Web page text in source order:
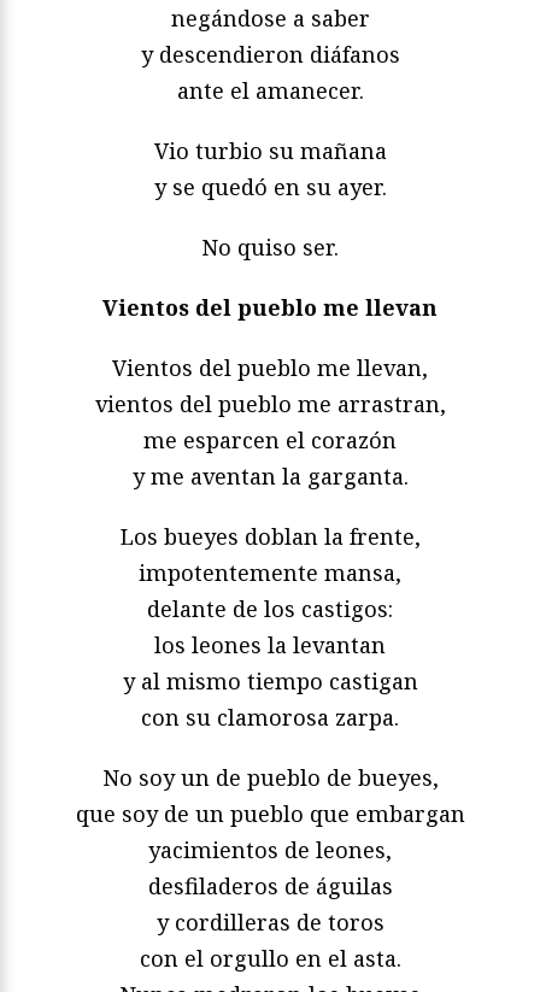
negándose a saber
y descendieron diáfanos
ante el amanecer.
Vio turbio su mañana
y se quedó en su ayer.
No quiso ser.
Vientos del pueblo me llevan
Vientos del pueblo me llevan,
vientos del pueblo me arrastran,
me esparcen el corazón
y me aventan la garganta.
Los bueyes doblan la frente,
impotentemente mansa,
delante de los castigos:
los leones la levantan
y al mismo tiempo castigan
con su clamorosa zarpa.
No soy un de pueblo de bueyes,
que soy de un pueblo que embargan
yacimientos de leones,
desfiladeros de águilas
y cordilleras de toros
con el orgullo en el asta.